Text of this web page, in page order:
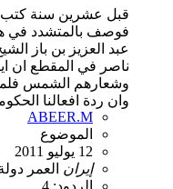
قبل عشرين سنة كتب
فوصف بالمتشدد في
عبد العزيز بن باز
ناصر في المقطع ان
وشعارهم الشمس
وان ردة افعالنا
ABEER.M
الموضوع
12 يوليو 2011
إيران العمر
الردود: 4